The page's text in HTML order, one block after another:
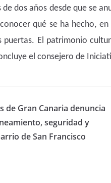
de dos años desde que se
qué se ha hecho,
puertas. El patrimonio
el consejero de
de Gran Canaria denuncia
seguridad y
de San Francisco